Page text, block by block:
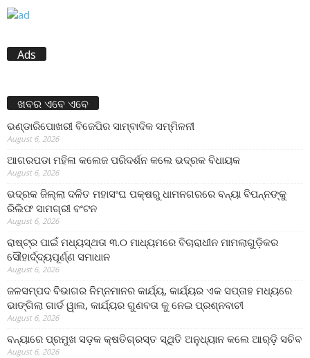
Ads
ଖବର ଏବେ ଏବେ
ଭଣ୍ଡାରିପୋଖରୀ ବିଜେପିର ସାମ୍ବାଦିକ ସମ୍ମିଳନୀ
August 6, 2026
ଆଗରପଡା ମହିଳା କଲେଜ ପରିଦର୍ଶନ କଲେ ଭଦ୍ରକ ବିଧାୟକ
August 6, 2026
ଭଦ୍ରକ ଜିଲ୍ଲା ଦଳିତ ମହାସଂଘ ପକ୍ଷରୁ ଧାମନଗରରେ ବନ୍ୟା ବିପନ୍ନଙ୍କୁ
ରିଲିଫ ସାମଗ୍ରୀ ବଂଟନ
August 6, 2026
ରାଷ୍ଟ୍ର ପାଇଁ ମଧ୍ୟସ୍ଥତା ୩.୦ ମାଧ୍ୟମରେ ବିଚାରାଧୀନ ମାମଲାଗୁଡ଼ିକର
ସୌହାର୍ଦ୍ଦ୍ୟପୂର୍ଣ୍ଣ ସମାଧାନ
August 6, 2026
ଜଳସମ୍ପଦ ବିଭାଗର ନିମ୍ନମାନର କାର୍ଯ୍ୟ, କାର୍ଯ୍ୟର ଏକ ସପ୍ତାହ ମଧ୍ୟରେ
ଭାଙ୍ଗିଲା ଗାର୍ଡ ୱାଲ, କାର୍ଯ୍ୟର ଗୁଣବତା କୁ ନେଇ ପ୍ରଶ୍ନବାଚୀ
August 6, 2026
ବନ୍ୟାରେ ପ୍ରମୁଖ ସଡ଼କ କ୍ଷତିଗ୍ରସ୍ତ ସ୍ଥିତି ଅନୁଧ୍ୟାନ କଲେ ଆର୍‌ଡ଼ି ସଚିବ
August 6, 2026